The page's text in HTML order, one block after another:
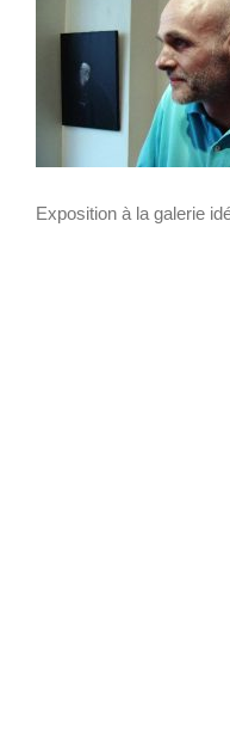
Exposition à la galerie